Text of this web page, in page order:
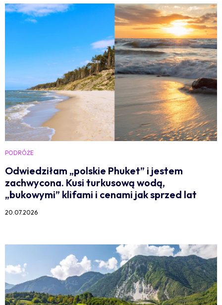
PODRÓŻE
Odwiedziłam „polskie Phuket” i jestem
zachwycona. Kusi turkusową wodą,
„bukowymi” klifami i cenami jak sprzed lat
20.07.2026